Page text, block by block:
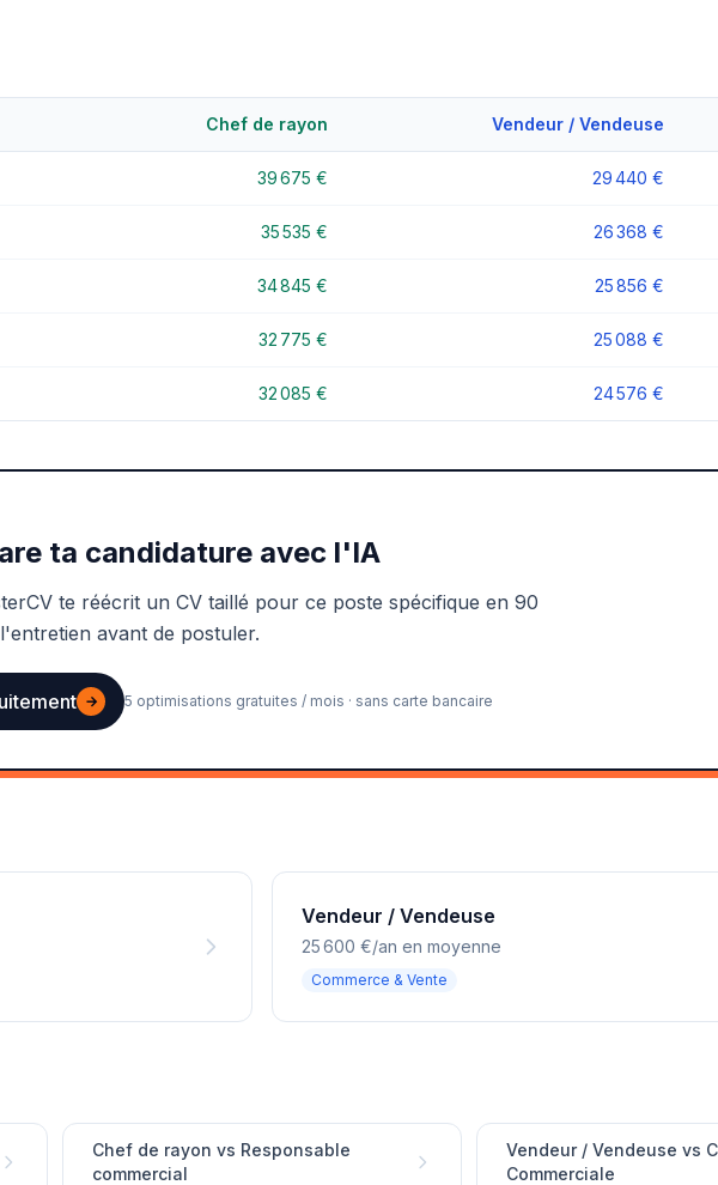
Chef de rayon Vendeur / Vendeuse
39 675 € 29 440 €
35 535 € 26 368 €
34 845 € 25 856 €
32 775 € 25 088 €
32 085 € 24 576 €
ta candidature avec l'IA
te réécrit un CV taillé pour ce poste spécifique en 90
avant de postuler.
→ 5 optimisations gratuites / mois · sans carte bancaire
Vendeur / Vendeuse
25 600 €/an en moyenne
Commerce & Vente
Chef de rayon vs Responsable
commercial
Vendeur / Vendeuse vs
Commerciale